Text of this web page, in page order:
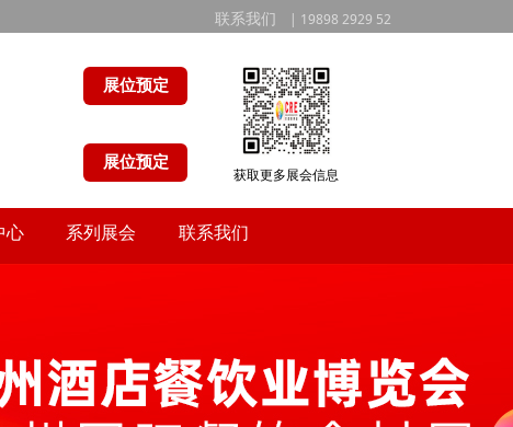
联系我们 | 19898 2929 52
展位预定
展位预定
获取更多展会信息
心 系列展会 联系我们